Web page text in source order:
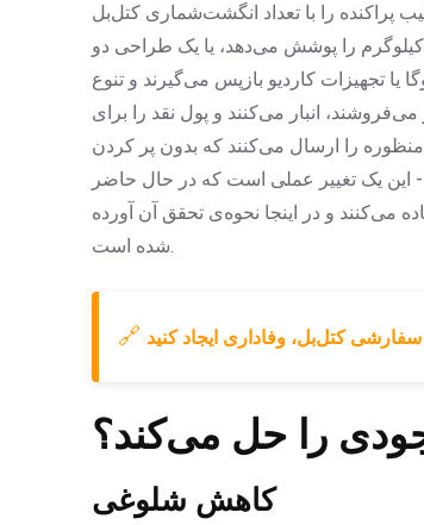
پراکنده را با تعداد انگشت‌شماری کتل‌بل
که قابلیت تطبیق دارند عوض کنید - مثلاً یک مدل قابل تنظیم که وزن ۸ تا ۲۴ کیلوگرم را پوشش می‌دهد، یا یک طراحی دو
تجهیزات کاردیو بازپس می‌گیرند و تنوع
انبار می‌کنند و پول نقد را برای
منظوره را ارسال می‌کنند که بدون پر کردن
- این یک تغییر عملی است که در حال حاضر
می‌کنند و در اینجا نحوه‌ی تحقق آن آورده
شده است.
🔗 سفارشی کتل‌بل، وفاداری ایجاد کنید
را حل می‌کند؟
کاهش شلوغی